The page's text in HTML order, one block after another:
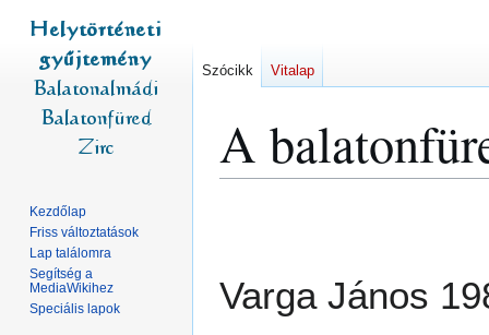
A
Varga János
Szócikk Vitalap
Kezdőlap
Friss változtatások
Lap találomra
Segítség a
MediaWikihez
Speciális lapok